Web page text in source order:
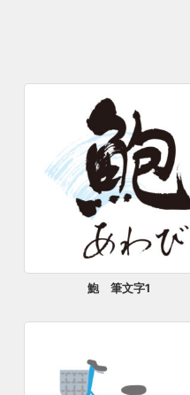
鮑 筆文字1